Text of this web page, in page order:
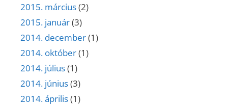
2015. március(2)
2015. január(3)
2014. december(1)
2014. október(1)
2014. július(1)
2014. június(3)
2014. április(1)